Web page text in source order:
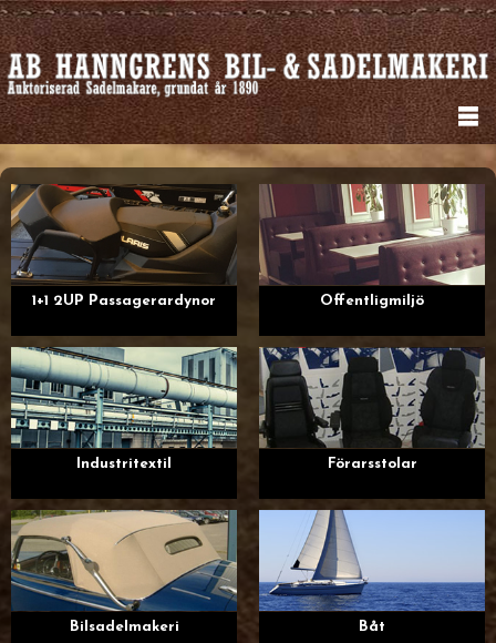
1+1 2UP Passagerardynor Offentligmiljö
Industritextil Förarsstolar
Bilsadelmakeri Båt